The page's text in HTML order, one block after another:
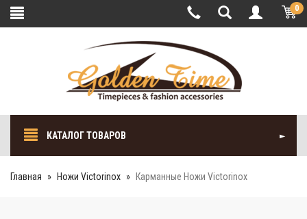
0
КАТАЛОГ ТОВАРОВ
Главная Ножи Victorinox Карманные Ножи Victorinox